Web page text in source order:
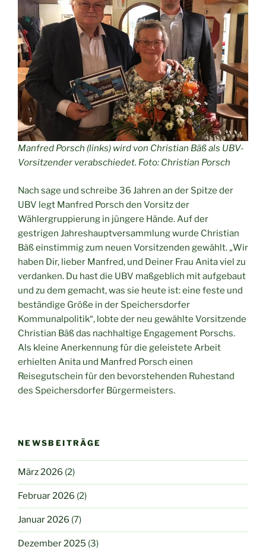
Manfred Porsch (links) wird von Christian Bäß als UBV-
Vorsitzender verabschiedet. Foto: Christian Porsch
Nach sage und schreibe 36 Jahren an der Spitze der
UBV legt Manfred Porsch den Vorsitz der
Wählergruppierung in jüngere Hände. Auf der
gestrigen Jahreshauptversammlung wurde Christian
Bäß einstimmig zum neuen Vorsitzenden gewählt. „Wir
haben Dir, lieber Manfred, und Deiner Frau Anita viel zu
verdanken. Du hast die UBV maßgeblich mit aufgebaut
und zu dem gemacht, was sie heute ist: eine feste und
beständige Größe in der Speichersdorfer
Kommunalpolitik“, lobte der neu gewählte Vorsitzende
Christian Bäß das nachhaltige Engagement Porschs.
Als kleine Anerkennung für die geleistete Arbeit
erhielten Anita und Manfred Porsch einen
Reisegutschein für den bevorstehenden Ruhestand
des Speichersdorfer Bürgermeisters.
NEWSBEITRÄGE
März 2026 (2)
Februar 2026 (2)
Januar 2026 (7)
Dezember 2025 (3)